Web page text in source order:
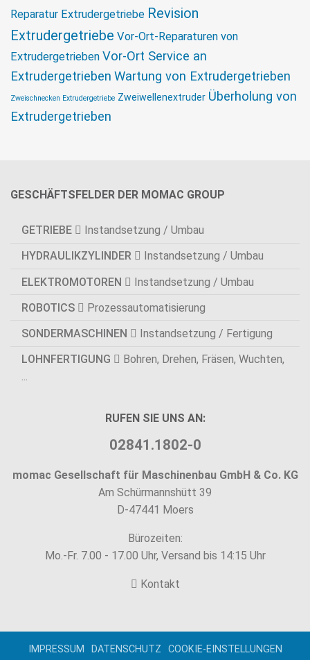
Reparatur Extrudergetriebe Revision
Extrudergetriebe Vor-Ort-Reparaturen von
Extrudergetrieben Vor-Ort Service an
Extrudergetrieben Wartung von Extrudergetrieben
Zweischnecken Extrudergetriebe Zweiwellenextruder Überholung von
Extrudergetrieben
GESCHÄFTSFELDER DER MOMAC GROUP
GETRIEBE
Instandsetzung / Umbau
HYDRAULIKZYLINDER
Instandsetzung / Umbau
ELEKTROMOTOREN
Instandsetzung / Umbau
ROBOTICS
Prozessautomatisierung
SONDERMASCHINEN
Instandsetzung / Fertigung
LOHNFERTIGUNG
Bohren, Drehen, Fräsen, Wuchten,
...
RUFEN SIE UNS AN:
02841.1802-0
momac Gesellschaft für Maschinenbau GmbH & Co. KG
Am Schürmannshütt 39
D-47441 Moers
Bürozeiten:
Mo.-Fr. 7.00 - 17.00 Uhr, Versand bis 14:15 Uhr
Kontakt
IMPRESSUM DATENSCHUTZ COOKIE-EINSTELLUNGEN